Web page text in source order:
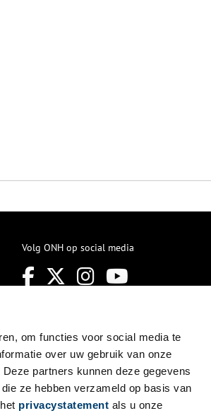
om functies voor social media te
over uw gebruik van onze
partners kunnen deze gegevens
ze hebben verzameld op basis van
privacystatement als u onze
Volg ONH op social media